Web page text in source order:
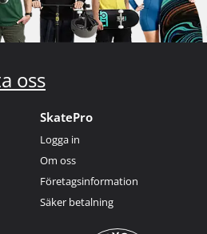
oss
SkatePro
Logga in
Om oss
Företagsinformation
Säker betalning